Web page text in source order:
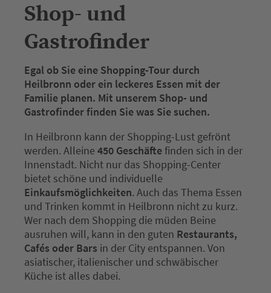
Shop- und
Gastrofinder
Egal ob Sie eine Shopping-Tour durch
Heilbronn oder ein leckeres Essen mit der
Familie planen. Mit unserem Shop- und
Gastrofinder finden Sie was Sie suchen.
In Heilbronn kann der Shopping-Lust gefrönt
werden. Alleine 450 Geschäftefinden sich in der
Innenstadt. Nicht nur das Shopping-Center
bietet schöne und individuelle
Einkaufsmöglichkeiten. Auch das Thema Essen
und Trinken kommt in Heilbronn nicht zu kurz.
Wer nach dem Shopping die müden Beine
ausruhen will, kann in den guten Restaurants,
Cafés oder Bars in der City entspannen. Von
asiatischer, italienischer und schwäbischer
Küche ist alles dabei.